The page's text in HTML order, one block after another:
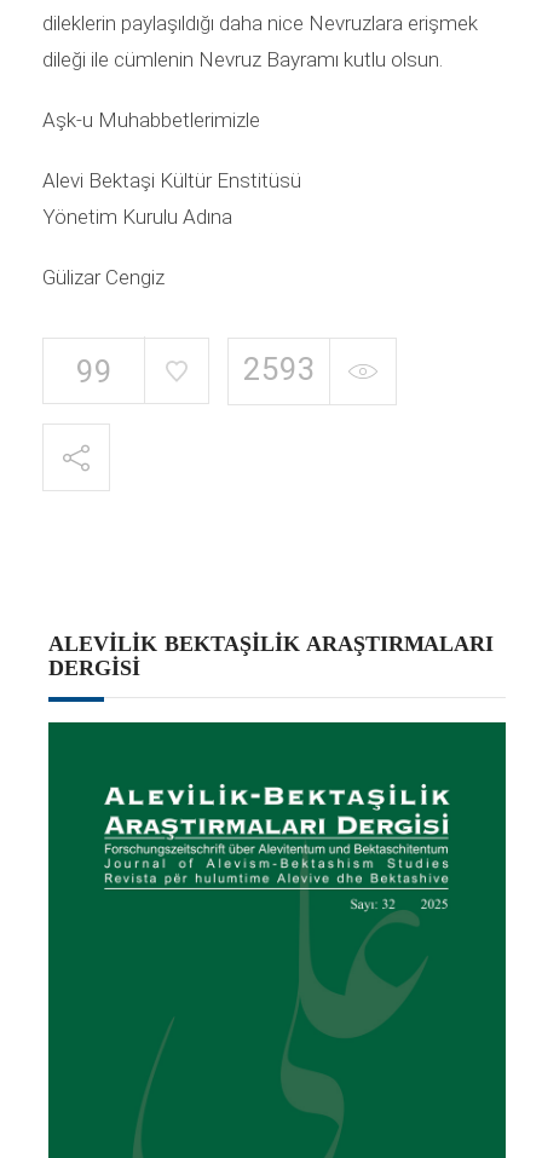
dileklerin paylaşıldığı daha nice Nevruzlara erişmek
dileği ile cümlenin Nevruz Bayramı kutlu olsun.
Aşk-u Muhabbetlerimizle
Alevi Bektaşi Kültür Enstitüsü
Yönetim Kurulu Adına
Gülizar Cengiz
99 2593
ALEVILIK BEKTAŞILIK ARAŞTIRMALARI
DERGISI